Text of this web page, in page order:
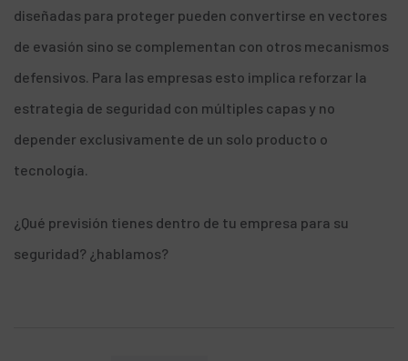
diseñadas para proteger pueden convertirse en vectores
de evasión sino se complementan con otros mecanismos
defensivos. Para las empresas esto implica reforzar la
estrategia de seguridad con múltiples capas y no
depender exclusivamente de un solo producto o
tecnología.
¿Qué previsión tienes dentro de tu empresa para su
seguridad? ¿ hablamos?